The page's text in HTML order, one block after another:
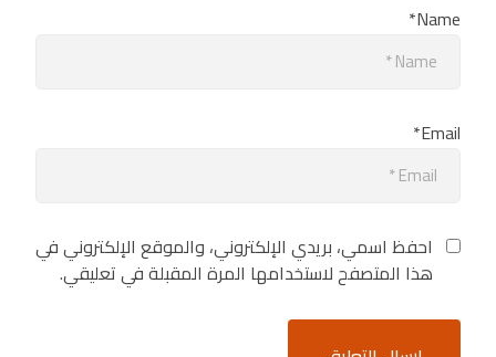
Name*
Email*
احفظ اسمي، بريدي الإلكتروني، والموقع الإلكتروني في
هذا المتصفح لاستخدامها المرة المقبلة في تعليقي.